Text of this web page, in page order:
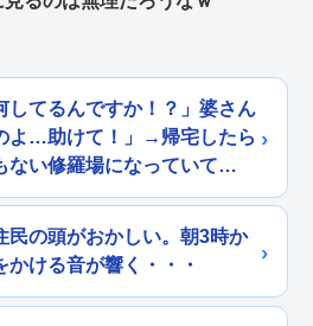
してるんですか！？」婆さん
よ…助けて！」→帰宅したら
ない修羅場になっていて…
民の頭がおかしい。朝3時か
かける音が響く・・・